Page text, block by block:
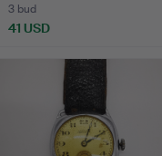
3 bud
41 USD